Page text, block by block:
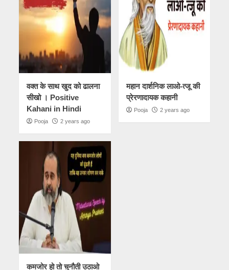
वक्त के साथ खुद को ढालना
सीखो । Positive
Kahani in Hindi
Pooja 2 years ago
महान दार्शनिक लाओ-त्जू की
प्रेरणादायक कहानी
Pooja 2 years ago
कमजोर हो तो चुनौती उठाओ